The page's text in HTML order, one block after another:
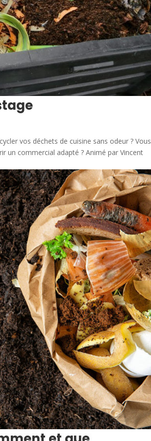
vos déchets de cuisine sans odeur ? Vous
un commercial adapté ? Animé par Vincent